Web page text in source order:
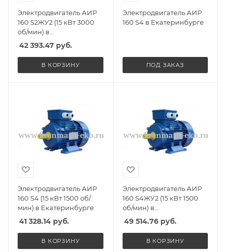
Электродвигатель АИР
160 S2ЖУ2 (15 кВт 3000
об/мин) в
Екатеринбурге
42 393.47 руб.
В КОРЗИНУ
Электродвигатель АИР
160 S4 в Екатеринбурге
ПОД ЗАКАЗ
Электродвигатель АИР
160 S4 (15 кВт 1500 об/
мин) в Екатеринбурге
41 328.14 руб.
В КОРЗИНУ
Электродвигатель АИР
160 S4ЖУ2 (15 кВт 1500
об/мин) в
Екатеринбурге
49 514.76руб.
В КОРЗИНУ